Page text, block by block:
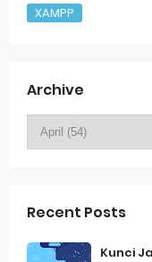
XAMPP
Archive
Recent Posts
Kunci